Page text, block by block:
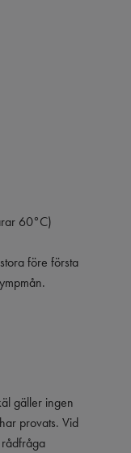
60°C)
före första
gäller ingen
provats. Vid